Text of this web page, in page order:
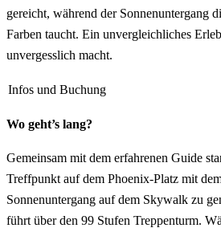
gereicht, während der Sonnenuntergang
Farben taucht. Ein unvergleichliches
unvergesslich macht.
Infos und Buchung
Wo geht’s lang?
Gemeinsam mit dem erfahrenen Guide
Treffpunkt auf dem Phoenix-Platz mit
Sonnenuntergang auf dem Skywalk zu
führt über den 99 Stufen Treppenturm.